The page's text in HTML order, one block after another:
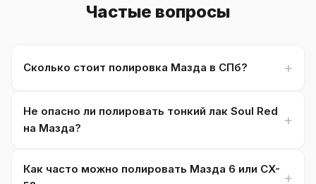
Частые вопросы
Сколько стоит полировка Мазда в СПб?
Не опасно ли полировать тонкий лак Soul Red
на Мазда?
Как часто можно полировать Мазда 6 или CX-